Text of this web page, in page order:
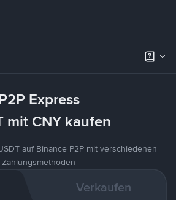
Express
mit CNY kaufen
auf Binance P2P mit verschiedenen
Zahlungsmethoden
Verkaufen